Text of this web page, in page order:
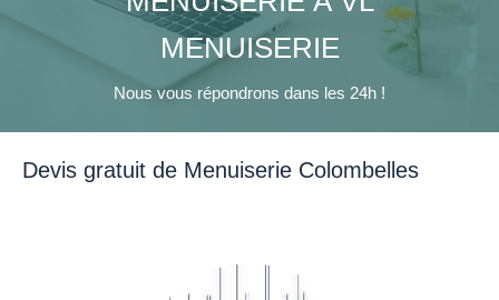
MENUISERIE
Nous vous répondrons dans les 24h !
Devis gratuit de Menuiserie Colombelles